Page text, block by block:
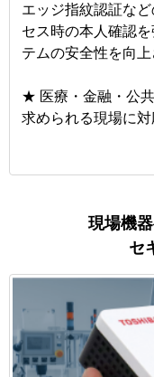
エッジ指紋認証な
セス時の本人確認
テムの安全性を向上
★ 医療・金融・公
求められる現場に対
現場機
セ